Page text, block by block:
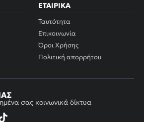
ΕΤΑΙΡΙΚΆ
Ταυτότητα
Επικοινωνία
Όροι Χρήσης
Πολιτική απορρήτου
σας κοινωνικά δίκτυα